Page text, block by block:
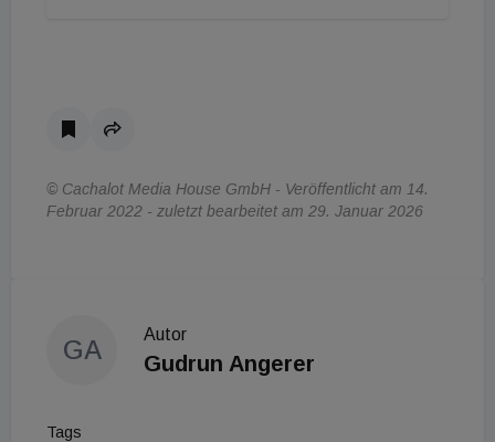
© Cachalot Media House GmbH - Veröffentlicht am 14.
Februar 2022 - zuletzt bearbeitet am 29. Januar 2026
GA
Autor
Gudrun Angerer
Tags